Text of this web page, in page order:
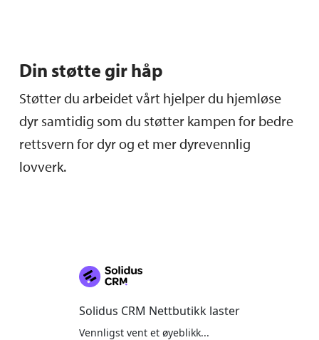
Din støtte gir håp
Støtter du arbeidet vårt hjelper du hjemløse
dyr samtidig som du støtter kampen for bedre
rettsvern for dyr og et mer dyrevennlig
lovverk.